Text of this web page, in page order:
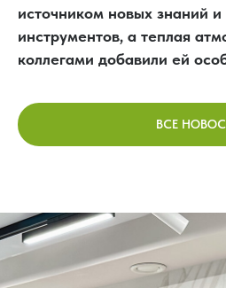
источником новых знаний и
инструментов, а теплая
коллегами добавили ей
ВСЕ